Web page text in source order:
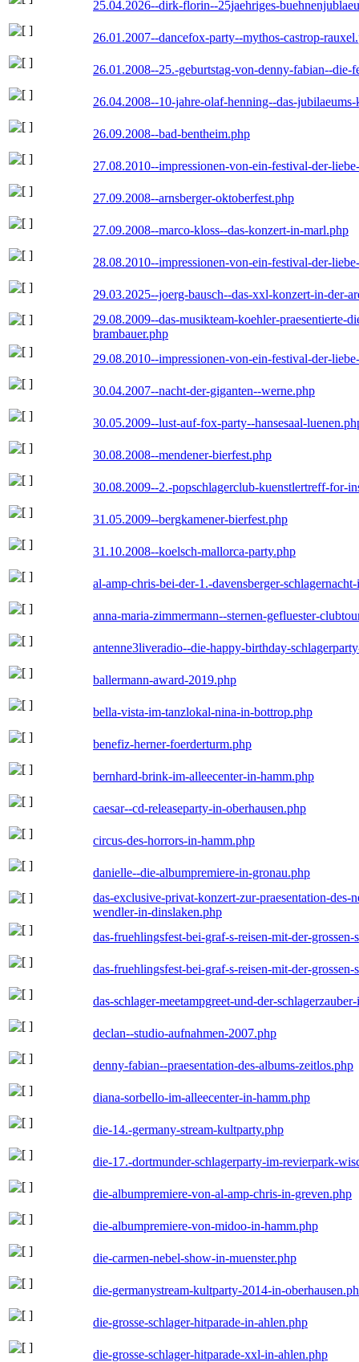
25.04.2026--dirk-florin--25jaehriges-
26.01.2007--dancefox-party--mythos-castrop-
26.01.2008--25.-geburtstag-von-denny-fabian--die-
26.04.2008--10-jahre-olaf-henning--das-
26.09.2008--bad-bentheim.php
27.08.2010--impressionen-von-ein-festival-der-
27.09.2008--arnsberger-oktoberfest.php
27.09.2008--marco-kloss--das-konzert-in-marl.php
28.08.2010--impressionen-von-ein-festival-der-
29.03.2025--joerg-bausch--das-xxl-konzert-in-der-
29.08.2009--das-musikteam-koehler-praesentierte-
brambauer.php
29.08.2010--impressionen-von-ein-festival-der-
30.04.2007--nacht-der-giganten--werne.php
30.05.2009--lust-auf-fox-party--hansesaal-
30.08.2008--mendener-bierfest.php
30.08.2009--2.-popschlagerclub-kuenstlertreff-for-
31.05.2009--bergkamener-bierfest.php
31.10.2008--koelsch-mallorca-party.php
al-amp-chris-bei-der-1.-davensberger-
anna-maria-zimmermann--sternen-gefluester-
antenne3liveradio--die-happy-birthday-
ballermann-award-2019.php
bella-vista-im-tanzlokal-nina-in-bottrop.php
benefiz-herner-foerderturm.php
bernhard-brink-im-alleecenter-in-hamm.php
caesar--cd-releaseparty-in-oberhausen.php
circus-des-horrors-in-hamm.php
danielle--die-albumpremiere-in-gronau.php
das-exclusive-privat-konzert-zur-praesentation-
wendler-in-dinslaken.php
das-fruehlingsfest-bei-graf-s-reisen-mit-der-
das-fruehlingsfest-bei-graf-s-reisen-mit-der-
das-schlager-meetampgreet-und-der-
declan--studio-aufnahmen-2007.php
denny-fabian--praesentation-des-albums-zeitlos.php
diana-sorbello-im-alleecenter-in-hamm.php
die-14.-germany-stream-kultparty.php
die-17.-dortmunder-schlagerparty-im-revierpark-
die-albumpremiere-von-al-amp-chris-in-greven.php
die-albumpremiere-von-midoo-in-hamm.php
die-carmen-nebel-show-in-muenster.php
die-germanystream-kultparty-2014-in-
die-grosse-schlager-hitparade-in-ahlen.php
die-grosse-schlager-hitparade-xxl-in-ahlen.php